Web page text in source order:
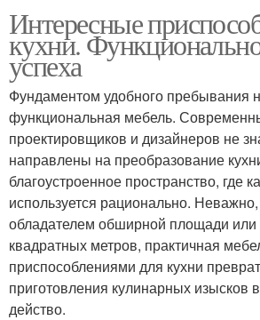
Интересные
кухни.
успеха
Фундаментом удобного пребывания
функциональная мебель.
проектировщиков и дизайнеров не
направлены на преобразование
благоустроенное пространство, где
используется рационально.
обладателем обширной площади
квадратных метров, практичная
приспособлениями для кухни
приготовления кулинарных изысков
действо.